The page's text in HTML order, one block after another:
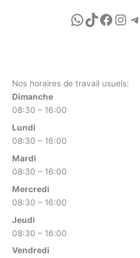
WhatsApp
TikTok
Nos horaires de travail usuels:
Dimanche
08:30 – 16:00
Lundi
08:30 – 16:00
Mardi
08:30 – 16:00
Mercredi
08:30 – 16:00
Jeudi
08:30 – 16:00
Vendredi